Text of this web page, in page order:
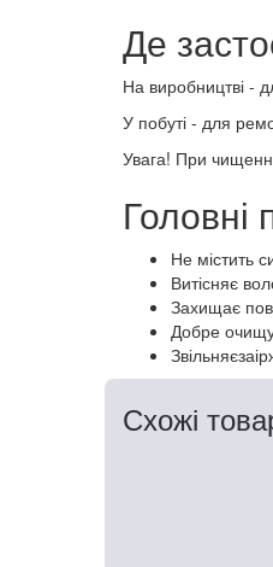
Де
На виробництві -
У побуті - для
Увага! При
Головні
Не містить
Витісняє
Захищає
Добре
Схожі